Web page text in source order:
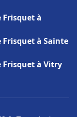
à
à Sainte
à Vitry